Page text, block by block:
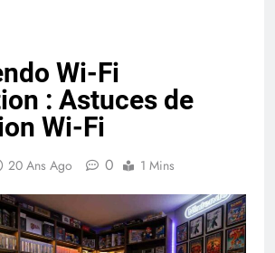
Wi-Fi
: Astuces de
Wi-Fi
20 Ans Ago 0 1 Mins